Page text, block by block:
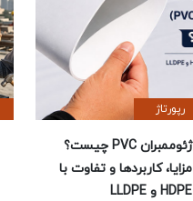
رپورتاژ
ژئوممبران PVC چیست؟
مزایا، کاربردها و تفاوت با
HDPE و LLDPE